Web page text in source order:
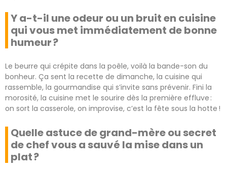
Y a-t-il une odeur ou un bruit en cuisine
qui vous met immédiatement de bonne
humeur ?
Le beurre qui crépite dans la poêle, voilà la bande-son du
bonheur. Ça sent la recette de dimanche, la cuisine qui
rassemble, la gourmandise qui s’invite sans prévenir. Fini la
morosité, la cuisine met le sourire dès la première effluve :
on sort la casserole, on improvise, c’est la fête sous la hotte !
Quelle astuce de grand-mère ou secret
de chef vous a sauvé la mise dans un
plat ?